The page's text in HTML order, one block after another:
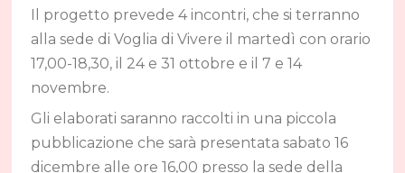
Il progetto prevede 4 incontri, che si terranno
alla sede di Voglia di Vivere il martedì con orario
17,00-18,30, il 24 e 31 ottobre e il 7 e 14
novembre.
Gli elaborati saranno raccolti in una piccola
pubblicazione che sarà presentata sabato 16
dicembre alle ore 16,00 presso la sede della